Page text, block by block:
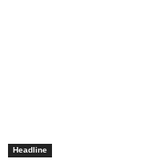
Headline